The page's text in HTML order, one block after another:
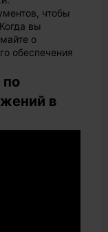
чтобы
вы
о
обеспечения
по
в